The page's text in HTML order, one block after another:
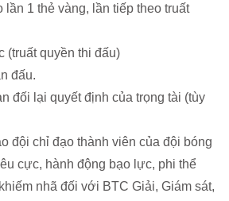
1 thẻ vàng, lần tiếp theo truất
quyền thi đấu)
đấu.
đối lại quyết định của trọng tài (tùy
chỉ đạo thành viên của đội bóng
cực, hành động bạo lực, phi thể
nhã đối với BTC Giải, Giám sát,